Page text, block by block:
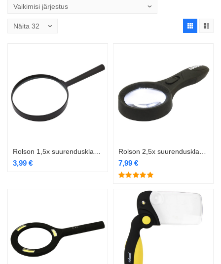
3,99 € 7,99 €